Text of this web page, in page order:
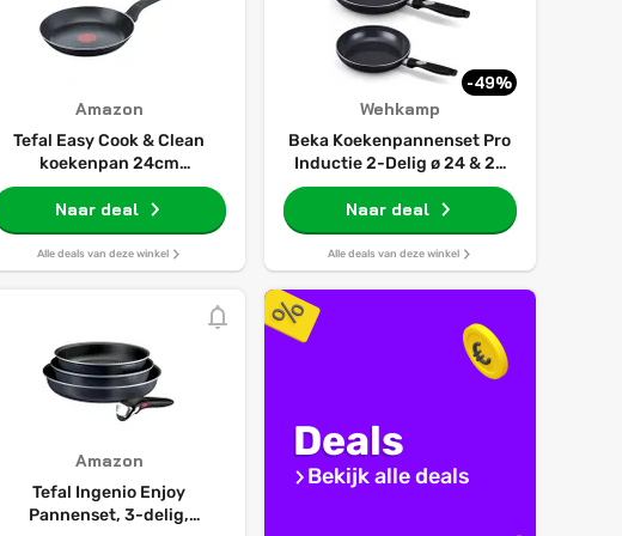
Amazon
Tefal Easy Cook & Clean
koekenpan 24cm
Antiaanbaklaag Thermisch
signaal
Naar deal
Alle deals van deze winkel
-49%
Wehkamp
Beka Koekenpannenset Pro
Inductie 2-Delig ø 24 & 28
cm - keramische anti-
aanbaklaag
Naar deal
Alle deals van deze winkel
Amazon
Tefal Ingenio Enjoy
Pannenset, 3-delig,
Deals
Bekijk alle deals